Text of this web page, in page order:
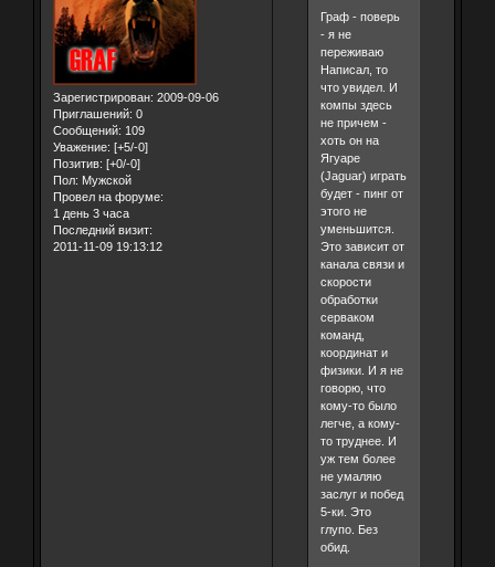
Зарегистрирован: 2009-09-06
Приглашений: 0
Сообщений: 109
Уважение: [+5/-0]
Позитив: [+0/-0]
Пол: Мужской
Провел на форуме:
1 день 3 часа
Последний визит:
2011-11-09 19:13:12
Граф - поверь
- я не
переживаю
Написал, то
что увидел. И
компы здесь
не причем -
хоть он на
Ягуаре
(Jaguar) играть
будет - пинг от
этого не
уменьшится.
Это зависит от
канала связи и
скорости
обработки
серваком
команд,
координат и
физики. И я не
говорю, что
кому-то было
легче, а кому-
то труднее. И
уж тем более
не умаляю
заслуг и побед
5-ки. Это
глупо. Без
обид.